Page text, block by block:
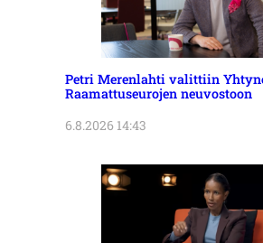
Petri Merenlahti valittiin
Raamattuseurojen neuvostoon
6.8.2026 14:43